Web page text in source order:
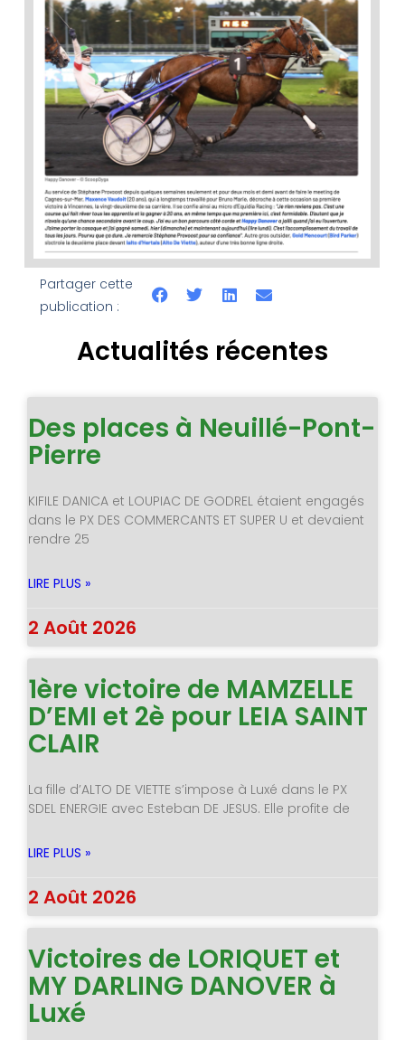
Partager cette
publication :
Actualités récentes
Des places à Neuillé-Pont-
Pierre
KIFILE DANICA et LOUPIAC DE GODREL étaient engagés
dans le PX DES COMMERCANTS ET SUPER U et devaient
rendre 25
LIRE PLUS »
2 Août 2026
1ère victoire de MAMZELLE
D’EMI et 2è pour LEIA SAINT
CLAIR
La fille d’ALTO DE VIETTE s’impose à Luxé dans le PX
SDEL ENERGIE avec Esteban DE JESUS. Elle profite de
LIRE PLUS »
2 Août 2026
Victoires de LORIQUET et
MY DARLING DANOVER à
Luxé